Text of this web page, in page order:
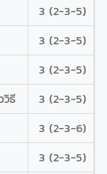
3 (2-3-5)
3 (2-3-5)
3 (2-3-5)
วิธี
3 (2-3-5)
3 (2-3-6)
3 (2-3-5)